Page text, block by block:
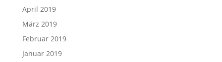
April 2019
März 2019
Februar 2019
Januar 2019